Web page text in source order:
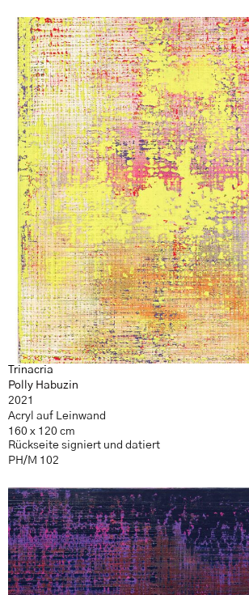
Trinacria
Polly Habuzin
2021
Acryl auf Leinwand
160 x 120 cm
Rückseite signiert und datiert
PH/M 102